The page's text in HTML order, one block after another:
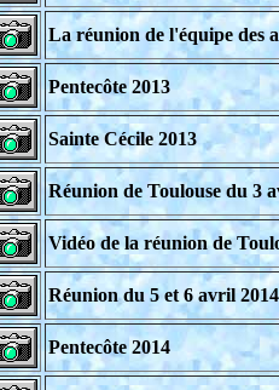
La réunion de l'équipe des
Pentecôte 2013
Sainte Cécile 2013
Réunion de Toulouse du 3
Vidéo de la réunion de
Réunion du 5 et 6 avril
Pentecôte 2014